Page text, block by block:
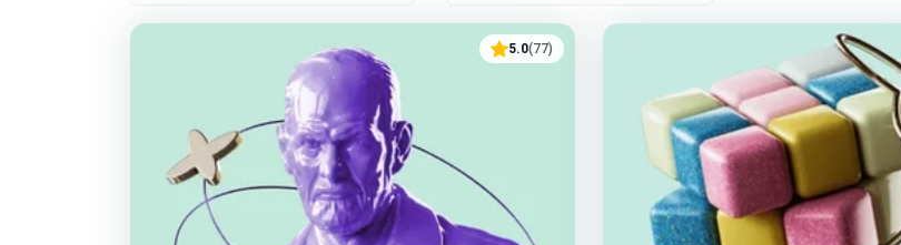
5.0(77)